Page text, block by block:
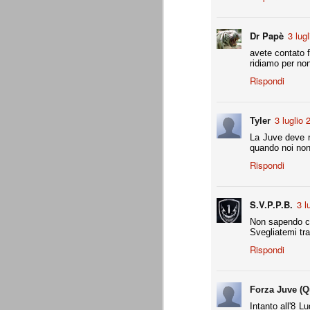
Dr Papè 3
avete contato
ridiamo per
Rispondi
Tyler 3 luglio
La Juve deve
quando noi
Rispondi
S.V.P.P.B. 3
Non sapendo
Svegliatemi
Rispondi
Forza Juve
Intanto all'8
combinato un granché, ritrova la
Champions League 2015/16
I sorteggi di giovedì 27 Agosto
che, a detta di tutti, è capitata nel
Gruppo A: Psg (Fra), Real Madrid
Gruppo C: Benfica (Por), Atletico
Sconfitta meritata, anche con un
fretta. Che ne pensate voi? Un
Nel frattempo, le nostre pagelle:
È di oggi la pubblicazione del
sull'ennesimo ramo del